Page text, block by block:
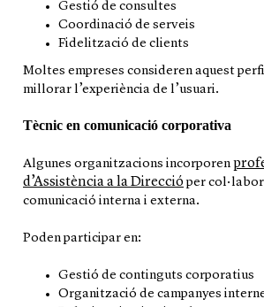
Gestió de consultes
Coordinació de serveis
Fidelització de clients
Moltes empreses consideren aquest
millorar l’experiència de l’usuari.
Tècnic en comunicació corporativa
Algunes organitzacions incorporen
d’Assistència a la Direcció per
comunicació interna i externa.
Poden participar en:
Gestió de continguts corporatius
Organització de campanyes